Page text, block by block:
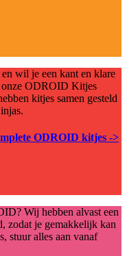
wil je een kant en klare
onze ODROID Kitjes
kitjes samen gesteld
ODROID kitjes ->
Wij hebben alvast een
zodat je gemakkelijk kan
stuur alles aan vanaf